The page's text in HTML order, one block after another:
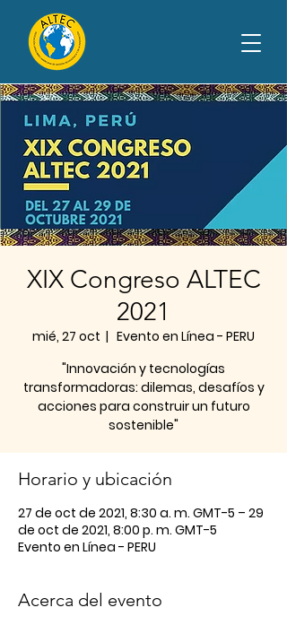
XIX Congreso ALTEC
2021
mié, 27 oct
  |
Evento en Línea - PERU
"Innovación y tecnologías
transformadoras: dilemas, desafíos y
acciones para construir un futuro
sostenible"
Horario y ubicación
27 de oct de 2021, 8:30 a. m. GMT-5 – 29
de oct de 2021, 8:00 p. m. GMT-5
Evento en Línea - PERU
Acerca del evento